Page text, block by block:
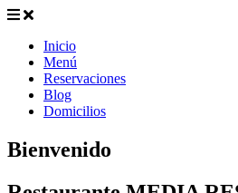
Inicio
Menú
Reservaciones
Blog
Domicilios
Bienvenido